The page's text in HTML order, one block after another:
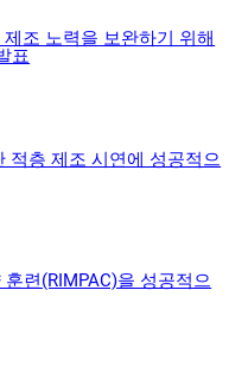
제조 노력을 보완하기 위해
표
적층 제조 시연에 성공적으
련(RIMPAC)을 성공적으